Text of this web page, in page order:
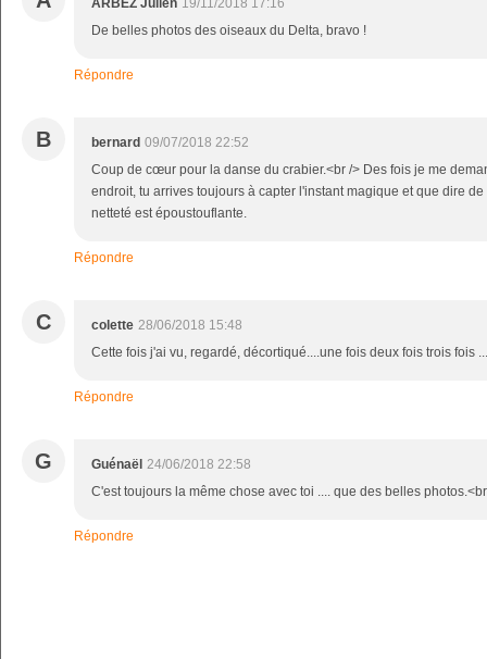
ARBEZ Julien 19/11/2018 17:16
De belles photos des oiseaux du Delta, bravo !
Répondre
B bernard 09/07/2018 22:52
Coup de cœur pour la danse du crabier.<br /> Des fois je me
endroit, tu arrives toujours à capter l'instant magique et que dire
netteté est époustouflante.
Répondre
C colette 28/06/2018 15:48
Cette fois j'ai vu, regardé, décortiqué....une fois deux fois trois fois
Répondre
G Guénaël 24/06/2018 22:58
C'est toujours la même chose avec toi .... que des belles
Répondre